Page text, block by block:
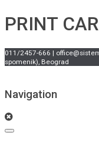
PRINT
011/2457-666 |
spomenik), Beograd
Navigation